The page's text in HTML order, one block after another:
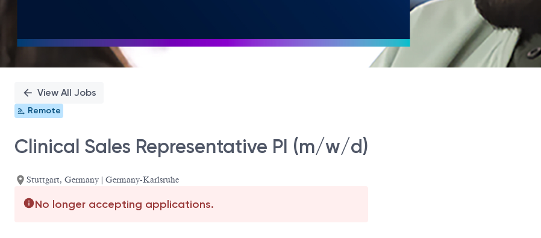
View All Jobs
Remote
Clinical Sales Representative PI (m/w/d)
Stuttgart, Germany | Germany-Karlsruhe
No longer accepting applications.